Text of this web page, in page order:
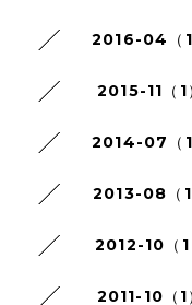
2016-04（1
2015-11（1
2014-07（1
2013-08（1
2012-10（1
2011-10（1